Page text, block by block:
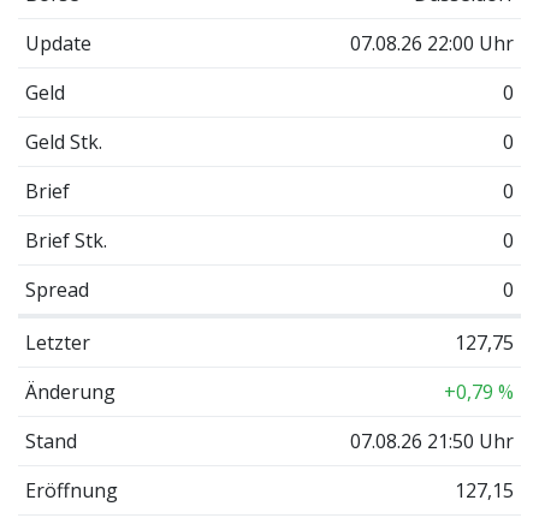
Update
07.08.26 22:00 Uhr
Geld
0
Geld Stk.
0
Brief
0
Brief Stk.
0
Spread
0
Letzter
127,75
Änderung
+0,79 %
Stand
07.08.26 21:50 Uhr
Eröffnung
127,15